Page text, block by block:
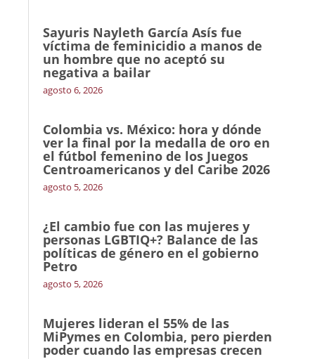
Sayuris Nayleth García Asís fue
víctima de feminicidio a manos de
un hombre que no aceptó su
negativa a bailar
agosto 6, 2026
Colombia vs. México: hora y dónde
ver la final por la medalla de oro en
el fútbol femenino de los Juegos
Centroamericanos y del Caribe 2026
agosto 5, 2026
¿El cambio fue con las mujeres y
personas LGBTIQ+? Balance de las
políticas de género en el gobierno
Petro
agosto 5, 2026
Mujeres lideran el 55% de las
MiPymes en Colombia, pero pierden
poder cuando las empresas crecen